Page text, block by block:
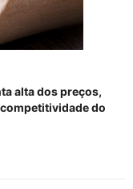
alta dos preços,
do